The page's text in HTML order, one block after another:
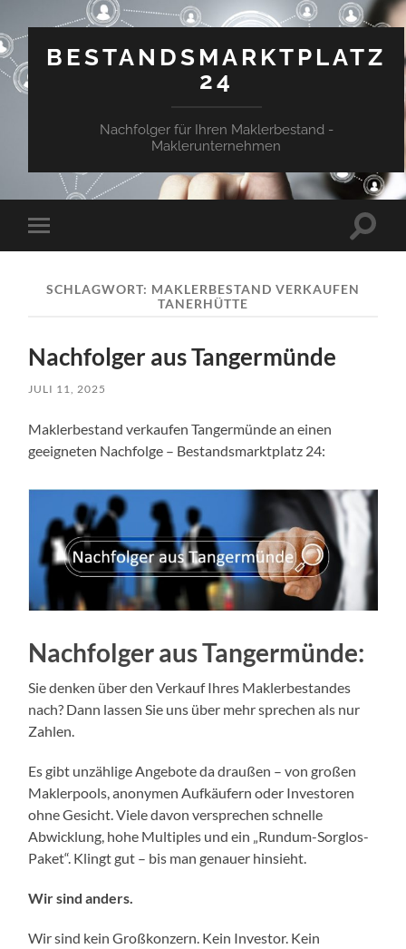
BESTANDSMARKTPLATZ
24
Nachfolger für Ihren Maklerbestand -
Maklerunternehmen
Mobile-
Menü
SCHLAGWORT: MAKLERBESTAND VERKAUFEN
TANERHÜTTE
Nachfolger aus Tangermünde
JULI 11, 2025
Maklerbestand verkaufen Tangermünde an einen
geeigneten Nachfolge – Bestandsmarktplatz 24:
Nachfolger ausTangermünde:
Sie denken über den Verkauf Ihres Maklerbestandes
nach? Dann lassen Sie uns über mehr sprechen als nur
Zahlen.
Es gibt unzählige Angebote da draußen – von großen
Maklerpools, anonymen Aufkäufern oder Investoren
ohne Gesicht. Viele davon versprechen schnelle
Abwicklung, hohe Multiples und ein „Rundum-Sorglos-
Paket“. Klingt gut – bis man genauer hinsieht.
Wir sind anders.
Wir sind kein Großkonzern. Kein Investor. Kein